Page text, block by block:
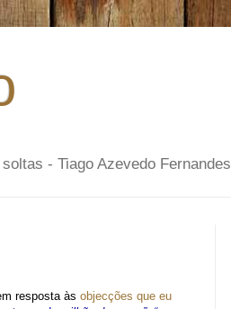
- Tiago Azevedo Fernandes
resposta às objecções que eu